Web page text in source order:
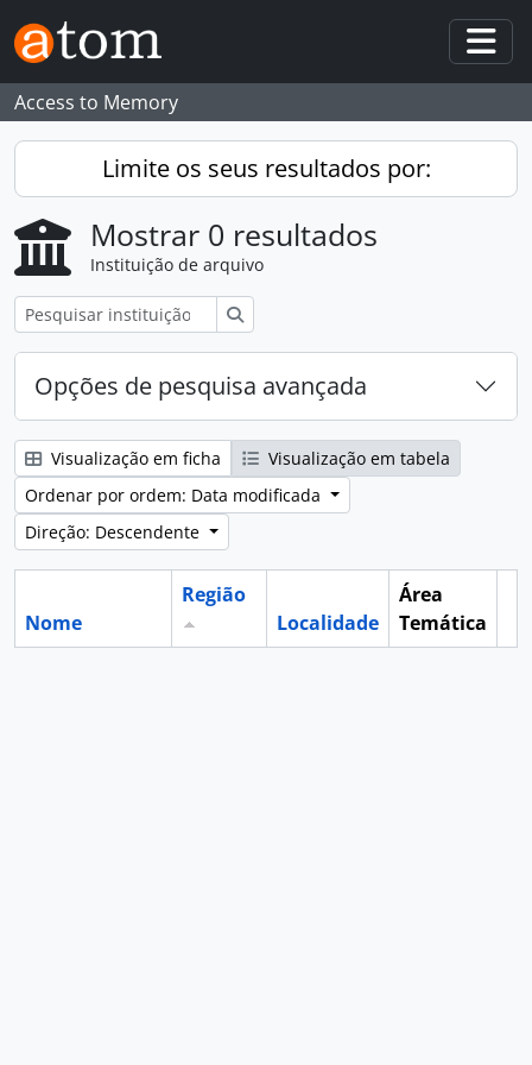
Skip to main content
Access to Memory
Limite os seus resultados por:
Mostrar 0 resultados
Instituição de arquivo
Opções de pesquisa avançada
Visualização em ficha
Visualização em tabela
Ordenar por ordem: Data modificada
Direção: Descendente
Nome
Região
Localidade
Área
Temática